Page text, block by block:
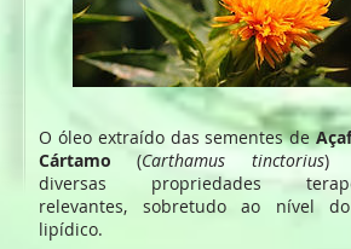
O óleo extraído das sementes de
Cártamo(Carthamus tinctorius)
diversas propriedades
relevantes, sobretudo ao nível
lipídico.